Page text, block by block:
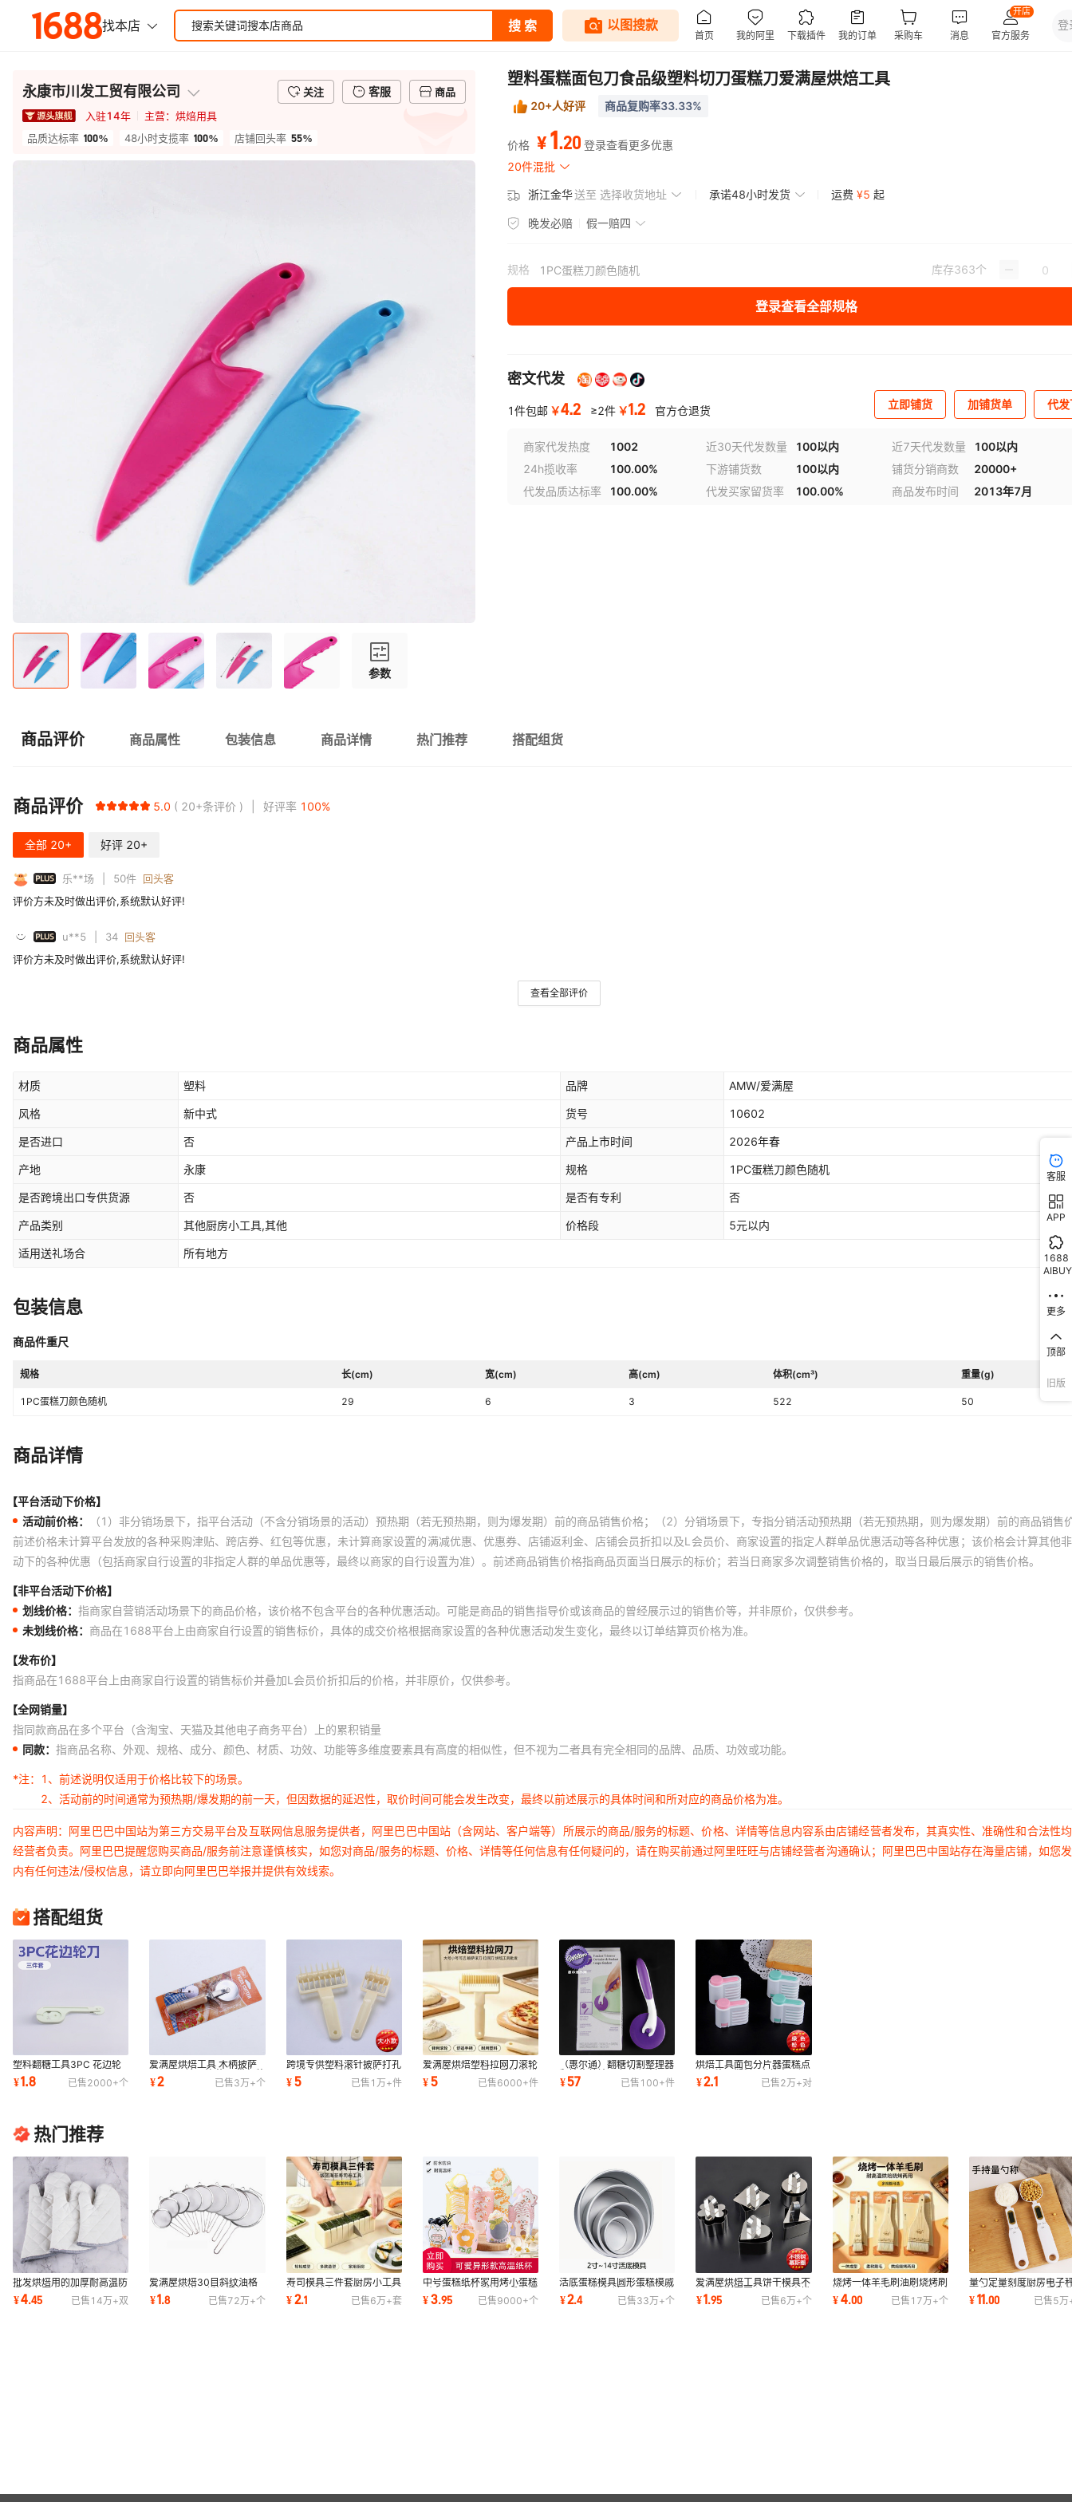
永康市川发工贸有限公司 关注 客服
商品
入驻14年 主营：烘焙用具
品质达标率 100% 48小时支揽率 100% 店铺回头率 55%
参数
塑料蛋糕面包刀食品级塑料切刀蛋糕刀爱满屋烘焙工具
20+人好评 商品复购率33.33%
价格 ¥1.20 登录查看更多优惠
20件混批
浙江金华送至 选择收货地址 承诺48小时发货 运费 ¥5 起
晚发必赔 假一赔四
规格 1PC蛋糕刀颜色随机 库存363个
登录查看全部规格
密文代发
1件包邮 ￥4.2 ≥2件 ￥1.2 官方仓退货 立即铺货 加铺货单 代
商家代发热度 1002 近30天代发数量 100以内 近7天代发数量
100以内
24h揽收率
100.00% 下游铺货数 100以内 铺货分销商数
20000+
代发品质达标率
100.00% 代发买家留货率 100.00% 商品发布时间 2013年7月
商品评价 商品属性 包装信息 商品详情 热门推荐 搭配组货
商品评价 5.0 20+条评价 好评率 100%
全部 20+ 好评 20+
PLUS 乐**场 50件 回头客
评价方未及时做出评价,系统默认好评!
PLUS u**5 34 回头客
评价方未及时做出评价,系统默认好评!
查看全部评价
商品属性
材质 塑料 品牌 AMW/爱满屋
风格 新中式 货号 10602
是否进口 否 产品上市时间 2026年春
产地 永康 规格 1PC蛋糕刀颜色随机
是否跨境出口专供货源 否 是否有专利 否
产品类别 其他厨房小工具,其他 价格段 5元以内
适用送礼场合 所有地方
包装信息
商品件重尺
规格 长(cm) 宽(cm) 高(cm) 体积(cm³) 重量(g)
1PC蛋糕刀颜色随机 29 6 3 522 50
商品详情
【平台活动下价格】
活动前价格：
（1）非分销场景下，指平台活动（不含分销场景的活动）预热期（若无预热期，则为爆发期）前的商品销售价格；（2）分销场景下，专指分销活动预热期（若无预热期，则为爆发期）前的商品销售
前述价格未计算平台发放的各种采购津贴、跨店券、红包等优惠，未计算商家设置的满减优惠、优惠券、店铺返利金、店铺会员折扣以及L会员价、商家设置的指定人群单品优惠活动等各种优惠；该价格会计算其他
动下的各种优惠（包括商家自行设置的非指定人群的单品优惠等，最终以商家的自行设置为准）。前述商品销售价格指商品页面当日展示的标价；若当日商家多次调整销售价格的，取当日最后展示的销售价格。
【非平台活动下价格】
划线价格： 指商家自营销活动场景下的商品价格，该价格不包含平台的各种优惠活动。可能是商品的销售指导价或该商品的曾经展示过的销售价等，并非原价，仅供参考。
未划线价格： 商品在1688平台上由商家自行设置的销售标价，具体的成交价格根据商家设置的各种优惠活动发生变化，最终以订单结算页价格为准。
【发布价】
指商品在1688平台上由商家自行设置的销售标价并叠加L会员价折扣后的价格，并非原价，仅供参考。
【全网销量】
指同款商品在多个平台（含淘宝、天猫及其他电子商务平台）上的累积销量
同款： 指商品名称、外观、规格、成分、颜色、材质、功效、功能等多维度要素具有高度的相似性，但不视为二者具有完全相同的品牌、品质、功效或功能。
*注：
1、前述说明仅适用于价格比较下的场景。
2、活动前的时间通常为预热期/爆发期的前一天，但因数据的延迟性，取价时间可能会发生改变，最终以前述展示的具体时间和所对应的商品价格为准。
内容声明：阿里巴巴中国站为第三方交易平台及互联网信息服务提供者，阿里巴巴中国站（含网站、客户端等）所展示的商品/服务的标题、价格、详情等信息内容系由店铺经营者发布，其真实性、准确性和合法性
经营者负责。阿里巴巴提醒您购买商品/服务前注意谨慎核实，如您对商品/服务的标题、价格、详情等任何信息有任何疑问的，请在购买前通过阿里旺旺与店铺经营者沟通确认；阿里巴巴中国站存在海量店铺，如您
内有任何违法/侵权信息，请立即向阿里巴巴举报并提供有效线索。
搭配组货
塑料翻糖工具3PC 花边轮
刀
¥1.8 已售2000+个
爱满屋烘焙工具 木柄披萨
刀 pizza滚刀比萨刀 带包装
披萨轮刀
¥2 已售3万+个
跨境专供塑料滚针披萨打孔
器饼皮针轮爱满屋烘焙工具
厨房神器
¥5 已售 1万+件
爱满屋烘焙塑料拉网刀滚轮
刀披萨滚刀大号小号批发烘
焙披萨工具
¥5 已售6000+件
（惠尔通）翻糖切割整理器
翻糖修剪轮刀 裙边切割器
¥57 已售 100+件
烘焙工具面包分片器蛋糕点
心切片器塑料2个装土司切
片工具分割器
¥2.1 已售2万+对
热门推荐
批发烘焙用的加厚耐高温防
烫手套厨房烤箱微波炉隔热
手套大中小
¥4.45 已售 14万+双
爱满屋烘焙30目斜纹油格
过滤勺油捞不锈钢漏勺细网
网漏30目细网
¥1.8 已售72万+个
寿司模具三件套厨房小工具
饭团海苔寿司卷工具10件
套心形圆形模具
¥2.1 已售6万+套
中号蛋糕纸杯家用烤小蛋糕
耐高温一次性纸托可爱卡通
马芬杯50只装
¥3.95 已售9000+个
活底蛋糕模具圆形蛋糕模戚
风多尺寸活动铝合金家用烘
焙工具多功能
¥2.4 已售33万+个
爱满屋烘焙工具饼干模具不
锈钢慕斯圈圆心方形糕点模
具带推板批发
¥1.95 已售6万+个
烧烤一体羊毛刷油刷烧烤刷
清洁刷毛刷油刷子食品级耐
高温烘焙用具
¥4.00 已售 17万+个
量勺定量刻度厨房电子
子称烘焙称重克称量匙
勺厨房秤
¥11.00 已售5万
客服
APP
1688
AIBUY
更多
顶部
旧版